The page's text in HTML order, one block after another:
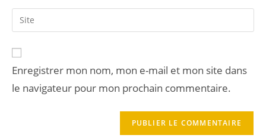
Enregistrer mon nom, mon e-mail et mon site dans
le navigateur pour mon prochain commentaire.